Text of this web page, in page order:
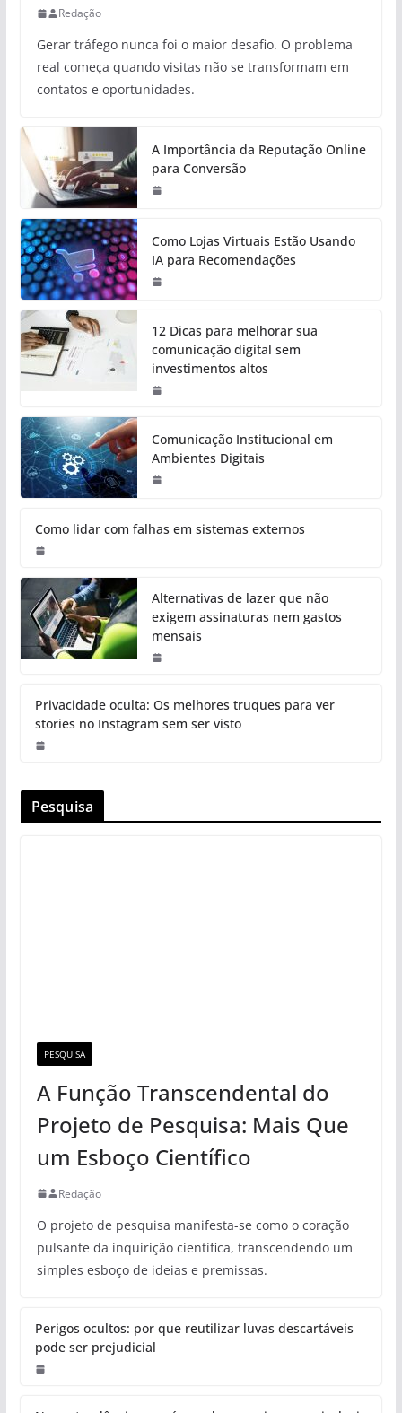
Redação
Gerar tráfego nunca foi o maior desafio. O problema
real começa quando visitas não se transformam em
contatos e oportunidades.
A Importância da Reputação Online
para Conversão
Como Lojas Virtuais Estão Usando
IA para Recomendações
12 Dicas para melhorar sua
comunicação digital sem
investimentos altos
Comunicação Institucional em
Ambientes Digitais
Como lidar com falhas em sistemas externos
Alternativas de lazer que não
exigem assinaturas nem gastos
mensais
Privacidade oculta: Os melhores truques para ver
stories no Instagram sem ser visto
Pesquisa
PESQUISA
A Função Transcendental do
Projeto de Pesquisa: Mais Que
um Esboço Científico
Redação
O projeto de pesquisa manifesta-se como o coração
pulsante da inquirição científica, transcendendo um
simples esboço de ideias e premissas.
Perigos ocultos: por que reutilizar luvas descartáveis
pode ser prejudicial